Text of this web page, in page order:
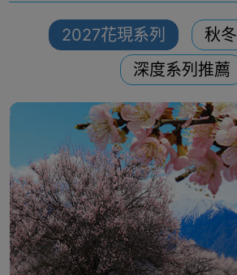
2027花現系列
秋
深度系列推薦